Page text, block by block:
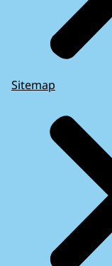
Sitemap